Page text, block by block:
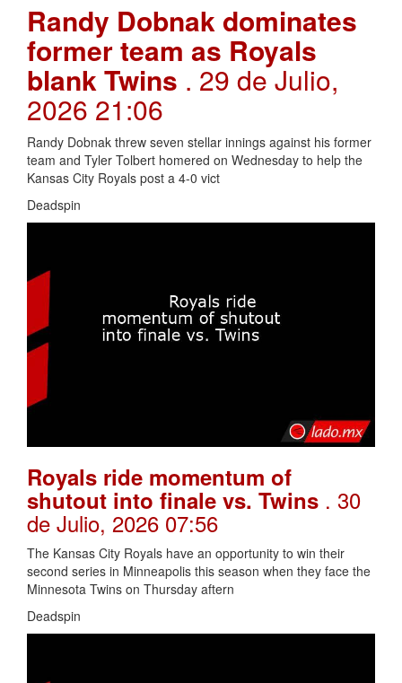
Randy Dobnak dominates
former team as Royals
blank Twins . 29 de Julio,
2026 21:06
Randy Dobnak threw seven stellar innings against his former
team and Tyler Tolbert homered on Wednesday to help the
Kansas City Royals post a 4-0 vict
Deadspin
Royals ride momentum of
shutout into finale vs. Twins . 30
de Julio, 2026 07:56
The Kansas City Royals have an opportunity to win their
second series in Minneapolis this season when they face the
Minnesota Twins on Thursday aftern
Deadspin